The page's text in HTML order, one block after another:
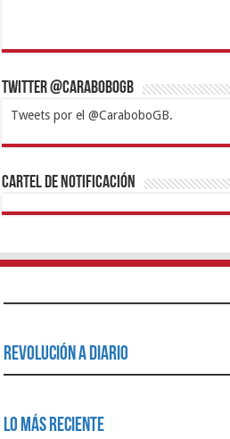
Twitter @CaraboboGB
Tweets por el @CaraboboGB.
1xbetBetturkeyBetistKralbet
https://mvbcasino.com/
Cartel de Notificación
Revolución a Diario
Lo Más Reciente